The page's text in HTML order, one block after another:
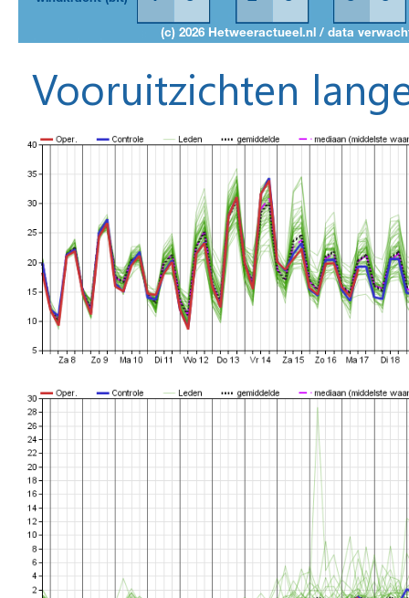
Vooruitzichten